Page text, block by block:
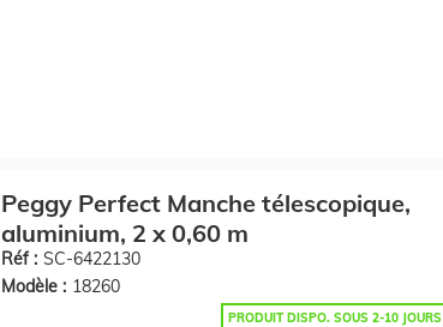
Peggy Perfect Manche télescopique,
aluminium, 2 x 0,60 m
Réf : SC-6422130
Modèle : 18260
PRODUIT DISPO. SOUS 2-10 JOURS